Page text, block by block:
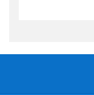
3.现场查阅